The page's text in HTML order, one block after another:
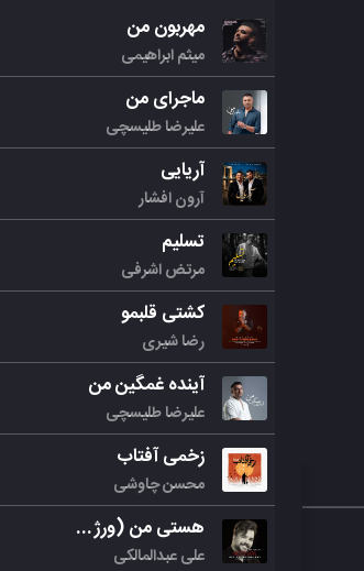
مهربون من
میثم ابراهیمی
ماجرای من
علیرضا طلیسچی
آریایی
آرون افشار
تسلیم
مرتض اشرفی
کشتی قلبمو
رضا شیری
آینده غمگین من
علیرضا طلیسچی
زخمی آفتاب
محسن چاوشی
هستی من (ورژن جدید)
علی عبدالمالکی